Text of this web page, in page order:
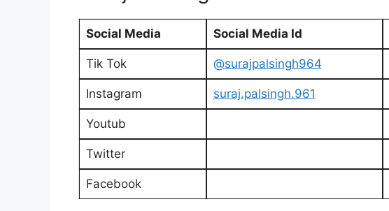
Social Media Social Media Id
Tik Tok @surajpalsingh964
Instagram suraj.palsingh.961
Youtub
Twitter
Facebook